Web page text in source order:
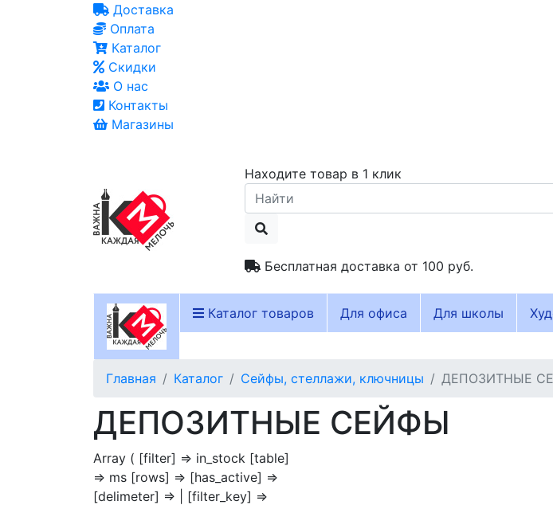
Доставка
Оплата
Каталог
Скидки
О нас
Контакты
Магазины
Находите товар в 1 клик
Бесплатная доставка от 100 руб.
Каталог товаров Для офиса Для школы
Главная Каталог Сейфы, стеллажи, ключницы ДЕПОЗИТНЫЕ
ДЕПОЗИТНЫЕ СЕЙФЫ
Array ( [filter] => in_stock [table]
=> ms [rows] => [has_active] =>
[delimeter] => | [filter_key] =>